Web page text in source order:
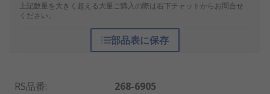
上記数量を大きく超える大量ご購入の際は右下チャットからお問合せ
ください。
部品表に保存
RS品番:
268-6905